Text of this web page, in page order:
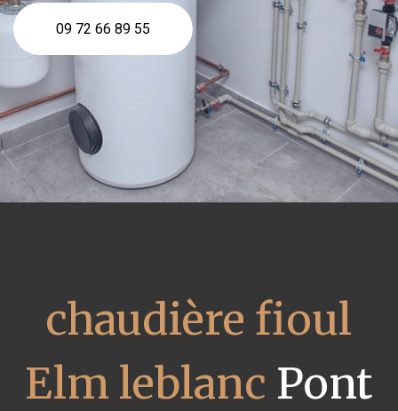
09 72 66 89 55
chaudière fioul
Elm leblanc Pont